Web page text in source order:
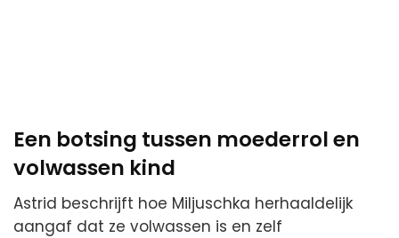
Een botsing tussen moederrol en
volwassen kind
Astrid beschrijft hoe Miljuschka herhaaldelijk
aangaf dat ze volwassen is en zelf